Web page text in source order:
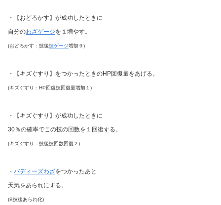
・【おどろかす】が成功したときに
自分のわざゲージを１増やす。
(おどろかす：技後技ゲージ増加９)
・【キズぐすり】をつかったときのHP回復量をあげる。
(キズぐすり：HP回復技回復量増加１)
・【キズぐすり】が成功したときに
30％の確率でこの技の回数を１回復する。
(キズぐすり：技後技回数回復２)
・ バディーズわざをつかったあと
天気をあられにする。
(B技後あられ化)